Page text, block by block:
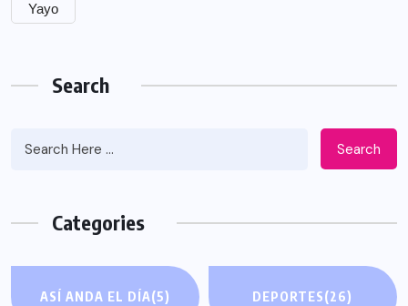
Yayo
Search
Search
Categories
ASÍ ANDA EL DÍA(5) DEPORTES(26)